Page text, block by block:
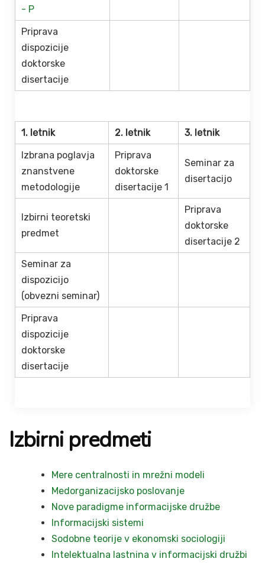
- P
Priprava
dispozicije
doktorske
disertacije
1. letnik 2. letnik
3. letnik
Izbrana poglavja
znanstvene
metodologije
Priprava
doktorske
disertacije 1
Seminar za
disertacijo
Izbirni teoretski
predmet
Priprava
doktorske
disertacije 2
Seminar za
dispozicijo
(obvezni seminar)
Priprava
dispozicije
doktorske
disertacije
Izbirni predmeti
Mere centralnosti in mrežni modeli
Medorganizacijsko poslovanje
Nove paradigme informacijske družbe
Informacijski sistemi
Sodobne teorije v ekonomski sociologiji
Intelektualna lastnina v informacijski družbi